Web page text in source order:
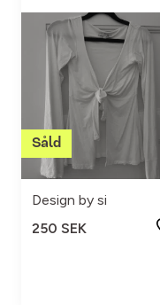
Design by si
250 SEK